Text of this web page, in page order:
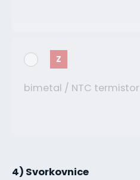
Z
bimetal / NTC termistor
4) Svorkovnice